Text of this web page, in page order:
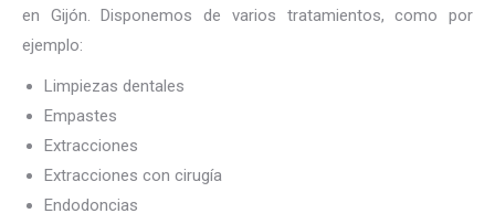
en Gijón. Disponemos de varios tratamientos, como por
ejemplo:
Limpiezas dentales
Empastes
Extracciones
Extracciones con cirugía
Endodoncias